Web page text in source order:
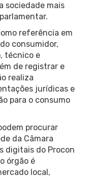
sociedade mais
referência em
consumidor,
técnico e
de registrar e
realiza
jurídicas e
para o consumo
procurar
da Câmara
digitais do Procon
órgão é
local,